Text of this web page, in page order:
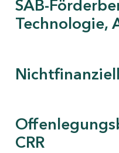
SAB-
Technologie,
CRR